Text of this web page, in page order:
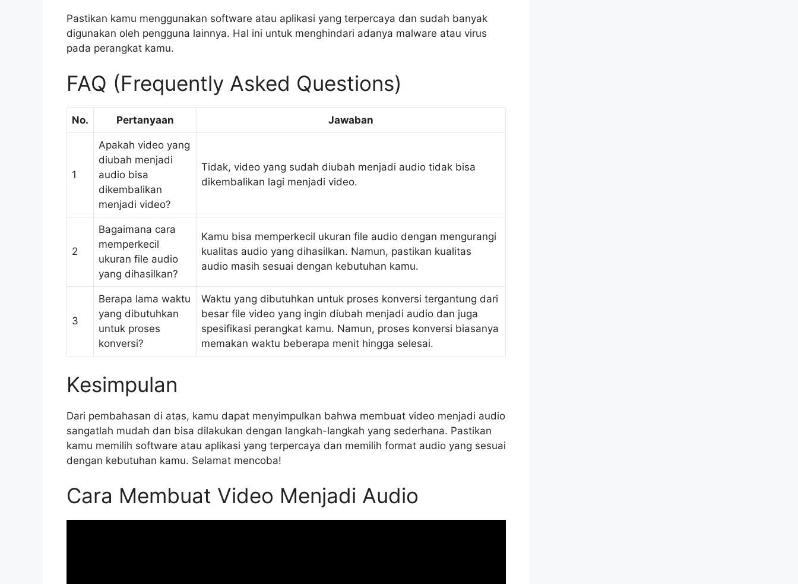
Pastikan kamu menggunakan software atau aplikasi yang terpercaya dan sudah banyak
digunakan oleh pengguna lainnya. Hal ini untuk menghindari adanya malware atau virus
pada perangkat kamu.
FAQ (Frequently Asked Questions)
No. Pertanyaan Jawaban
1
Apakah video yang
diubah menjadi
audio bisa
dikembalikan
menjadi video?
Tidak, video yang sudah diubah menjadi audio tidak bisa
dikembalikan lagi menjadi video.
2
Bagaimana cara
memperkecil
ukuran file audio
yang dihasilkan?
Kamu bisa memperkecil ukuran file audio dengan mengurangi
kualitas audio yang dihasilkan. Namun, pastikan kualitas
audio masih sesuai dengan kebutuhan kamu.
3
Berapa lama waktu
yang dibutuhkan
untuk proses
konversi?
Waktu yang dibutuhkan untuk proses konversi tergantung dari
besar file video yang ingin diubah menjadi audio dan juga
spesifikasi perangkat kamu. Namun, proses konversi biasanya
memakan waktu beberapa menit hingga selesai.
Kesimpulan
Dari pembahasan di atas, kamu dapat menyimpulkan bahwa membuat video menjadi audio
sangatlah mudah dan bisa dilakukan dengan langkah-langkah yang sederhana. Pastikan
kamu memilih software atau aplikasi yang terpercaya dan memilih format audio yang sesuai
dengan kebutuhan kamu. Selamat mencoba!
Cara Membuat Video Menjadi Audio